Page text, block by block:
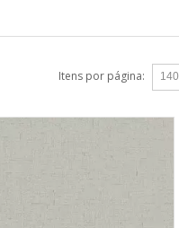
Itens por página: